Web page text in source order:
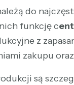
do
funkcję c
z
zakupu
są